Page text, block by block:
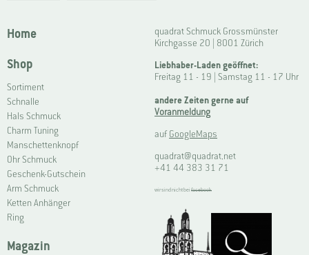
Home
Shop
Sortiment
Schnalle
Hals Schmuck
Charm Tuning
Manschettenknopf
Ohr Schmuck
Geschenk-Gutschein
Arm Schmuck
Ketten Anhänger
Ring
Magazin
quadrat Schmuck Grossmünster
Kirchgasse 20 | 8001 Zürich
Liebhaber-Laden geöffnet:
Freitag 11 - 19 | Samstag 11 - 17 Uhr
andere Zeiten gerne auf
Voranmeldung
auf GoogleMaps
quadrat@quadrat.net
+41 44 383 31 71
wir sind nicht bei facebook